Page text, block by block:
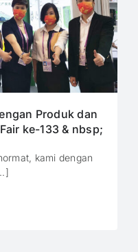
Produk dan
ke-133 & nbsp;
kami dengan